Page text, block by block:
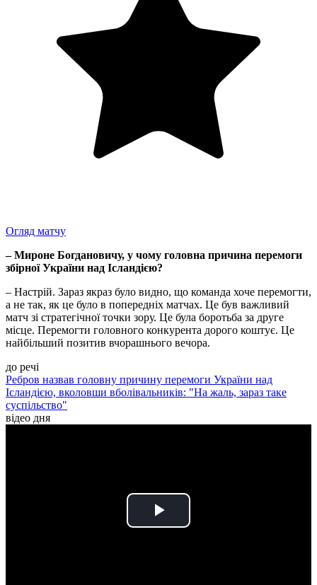
Огляд матчу
– Мироне Богдановичу, у чому головна причина перемоги
збірної України над Ісландією?
– Настрій. Зараз якраз було видно, що команда хоче перемогти,
а не так, як це було в попередніх матчах. Це був важливий
матч зі стратегічної точки зору. Це була боротьба за друге
місце. Перемогти головного конкурента дорого коштує. Це
найбільший позитив вчорашнього вечора.
до речі
Ребров назвав головну причину перемоги України над
Ісландією, вколовши вболівальників: "На жаль, зараз таке
суспільство"
відео дня
Play